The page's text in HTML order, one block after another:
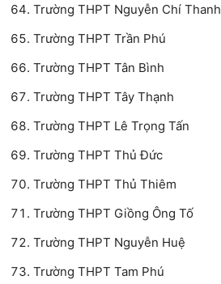
Trường THPT Nguyễn Chí Thanh
Trường THPT Trần Phú
Trường THPT Tân Bình
Trường THPT Tây Thạnh
Trường THPT Lê Trọng Tấn
Trường THPT Thủ Đức
Trường THPT Thủ Thiêm
Trường THPT Giồng Ông Tố
Trường THPT Nguyễn Huệ
Trường THPT Tam Phú